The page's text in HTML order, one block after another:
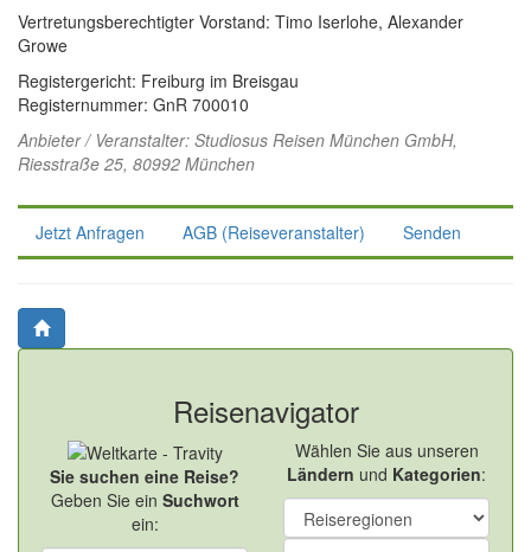
Vertretungsberechtigter Vorstand: Timo Iserlohe, Alexander
Growe
Registergericht: Freiburg im Breisgau
Registernummer: GnR 700010
Anbieter / Veranstalter: Studiosus Reisen München GmbH,
Riesstraße 25, 80992 München
Jetzt Anfragen AGB (Reiseveranstalter) Senden
Reisenavigator
Sie suchen eine Reise?
Geben Sie ein Suchwort
ein:
Wählen Sie aus unseren
Ländern und Kategorien: